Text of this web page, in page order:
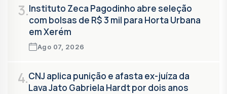
3.Instituto Zeca Pagodinho abre seleção
com bolsas de R$ 3 mil para Horta Urbana
em Xerém
Ago 07, 2026
4.CNJ aplica punição e afasta ex-juíza da
Lava Jato Gabriela Hardt por dois anos